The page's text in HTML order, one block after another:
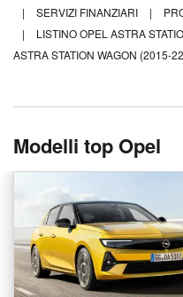
|
SERVIZI FINANZIARI |
|
LISTINO OPEL ASTRA
ASTRA STATION WAGON (2015-
Modelli top Opel